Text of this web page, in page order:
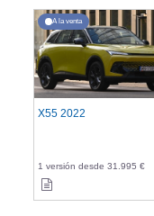
A la venta
X55 2022
1 versión desde 31.995 €